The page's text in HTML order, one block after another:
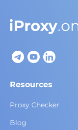
Resources
Proxy Checker
Blog